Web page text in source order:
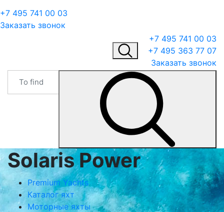
+7 495 741 00 03
Заказать звонок
+7 495 741 00 03
+7 495 363 77 07
Заказать звонок
Solaris Power
Premium Yachts
Каталог яхт
Моторные яхты